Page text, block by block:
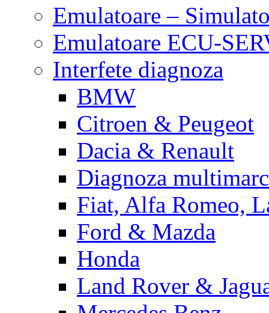
Emulatoare –
Emulatoare ECU-
Interfete diagnoza
BMW
Citroen & Peugeot
Dacia & Renault
Diagnoza
Fiat, Alfa Romeo,
Ford & Mazda
Honda
Land Rover &